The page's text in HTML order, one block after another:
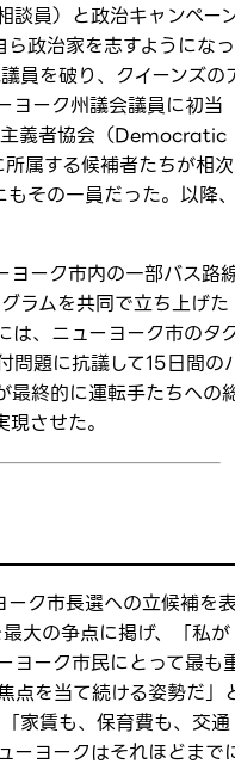
談員）と政治キャンペー
政治家を志すようになっ
員を破り、クイーンズの
ヨーク州議会議員に初当
義者協会（Democratic
属する候補者たちが相次
もその一員だった。以降
ヨーク市内の一部バス路
ラムを共同で立ち上げた
、ニューヨーク市のタ
問題に抗議して15日間の
最終的に運転手たちへの
させた。
ク市長選への立候補を
大の争点に掲げ、「私が
ヨーク市民にとって最も
を当て続ける姿勢だ」
家賃も、保育費も、交通
ーヨークはそれほどまで